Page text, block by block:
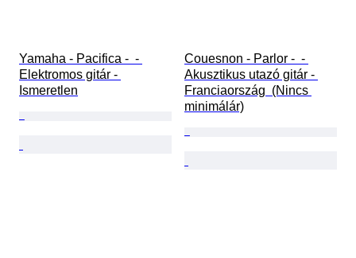
Yamaha - Pacifica -  -
Elektromos gitár -
Ismeretlen
Couesnon - Parlor -  -
Akusztikus utazó gitár -
Franciaország  (Nincs
minimálár)